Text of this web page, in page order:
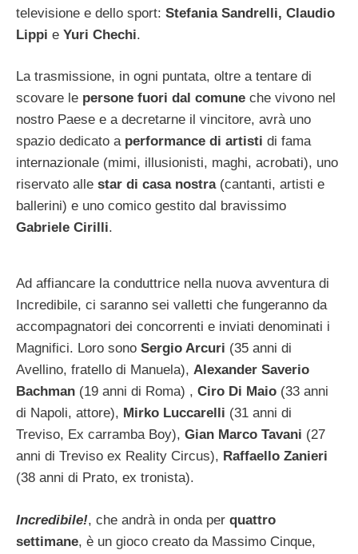
televisione e dello sport: Stefania Sandrelli, Claudio
Lippi e Yuri Chechi.
La trasmissione, in ogni puntata, oltre a tentare di
scovare le persone fuori dal comune che vivono nel
nostro Paese e a decretarne il vincitore, avrà uno
spazio dedicato a performance di artisti di fama
internazionale (mimi, illusionisti, maghi, acrobati), uno
riservato alle star di casa nostra(cantanti, artisti e
ballerini) e uno comico gestito dal bravissimo
Gabriele Cirilli.
Ad affiancare la conduttrice nella nuova avventura di
Incredibile, ci saranno sei valletti che fungeranno da
accompagnatori dei concorrenti e inviati denominati i
Magnifici. Loro sono Sergio Arcuri (35 anni di
Avellino, fratello di Manuela), Alexander Saverio
Bachman (19 anni di Roma) , Ciro Di Maio (33 anni
di Napoli, attore), Mirko Luccarelli (31 anni di
Treviso, Ex carramba Boy), Gian Marco Tavani (27
anni di Treviso ex Reality Circus), Raffaello Zanieri
(38 anni di Prato, ex tronista).
Incredibile!, che andrà in onda per quattro
settimane, è un gioco creato da Massimo Cinque,